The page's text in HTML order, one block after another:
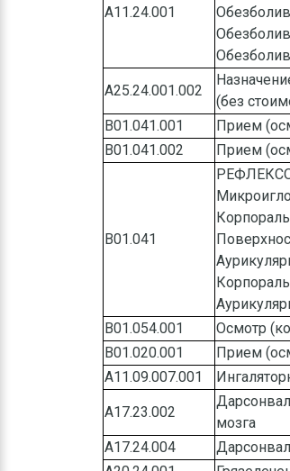
А11.24.001
A25.24.001.002
(без
B01.041.001
Прием
B01.041.002
Прием
B01.041
В01.054.001
Осмотр
В01.020.001
Прием
A11.09.007.001
А17.23.002
мозга
А17.24.004